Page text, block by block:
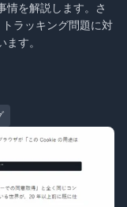
情を解説します。さ
ラッキング問題に対
す。